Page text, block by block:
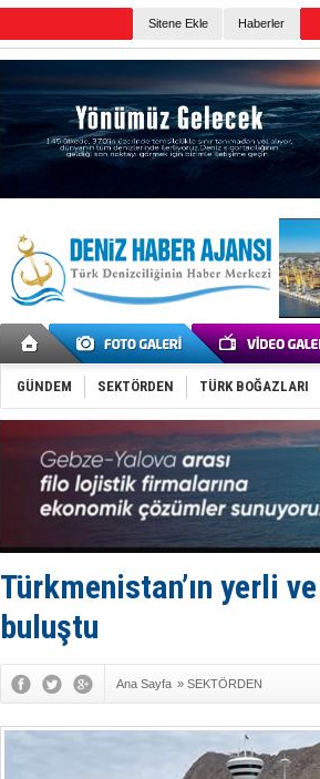
Sitene Ekle Haberler
GÜNDEM SEKTÖRDEN TÜRK BOĞAZLARI
Türkmenistan’ın yerli
buluştu
Ana Sayfa » SEKTÖRDEN